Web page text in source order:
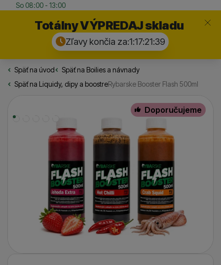
So 08:00 - 13:00
Totálny VÝPREDAJ skladu
Zľavy končia za:1:17:21:38
Zavrieť
Späť na úvodRybarske.sk
Späť na Boilies a návnady
Späť na Liquidy, dipy a boostreRybarske Booster Flash 500ml
Doporučujeme